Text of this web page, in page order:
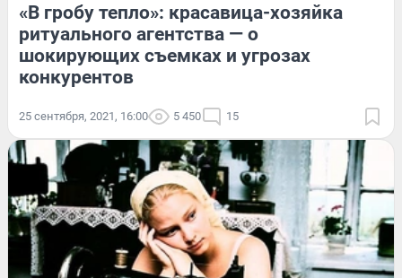
«В гробу тепло»: красавица-хозяйка
ритуального агентства — о
шокирующих съемках и угрозах
конкурентов
25 сентября, 2021, 16:00 5 450 15